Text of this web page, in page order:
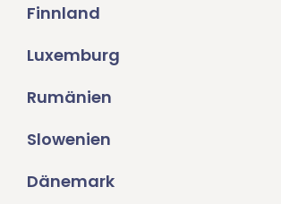
Finnland
Luxemburg
Rumänien
Slowenien
Dänemark